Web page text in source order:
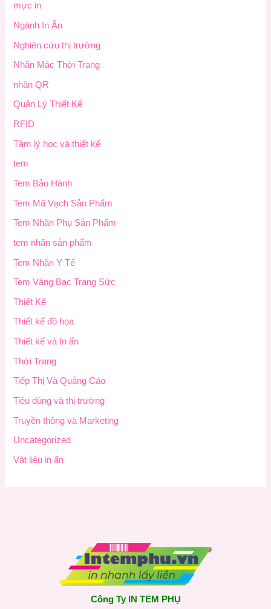
mực in
Ngành In Ấn
Nghiên cứu thị trường
Nhãn Mác Thời Trang
nhãn QR
Quản Lý Thiết Kế
RFID
Tâm lý học và thiết kế
tem
Tem Bảo Hành
Tem Mã Vạch Sản Phẩm
Tem Nhãn Phụ Sản Phẩm
tem nhãn sản phẩm
Tem Nhãn Y Tế
Tem Vàng Bạc Trang Sức
Thiết Kế
Thiết kế đồ họa
Thiết kế và In ấn
Thời Trang
Tiếp Thị Và Quảng Cáo
Tiêu dùng và thị trường
Truyền thông và Marketing
Uncategorized
Vật liệu in ấn
Công Ty IN TEM PHỤ